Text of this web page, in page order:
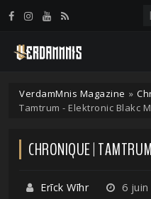
VerdamMnis Magazine »
Tamtrum - Elektronic Blakc
CHRONIQUE |
Erīck Wīhr 6 juin
Panneau de gestion des